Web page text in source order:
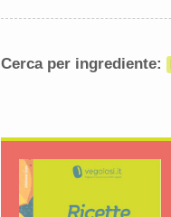
Cerca per ingrediente: